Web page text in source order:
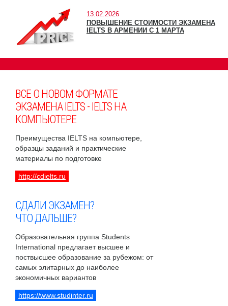
13.02.2026
ПОВЫШЕНИЕ СТОИМОСТИ ЭКЗАМЕНА
IELTS В АРМЕНИИ С 1 МАРТА
ВСЕ О НОВОМ ФОРМАТЕ
ЭКЗАМЕНА IELTS - IELTS НА
КОМПЬЮТЕРЕ
Преимущества IELTS на компьютере,
образцы заданий и практические
материалы по подготовке
http://cdielts.ru
СДАЛИ ЭКЗАМЕН?
ЧТО ДАЛЬШЕ?
Образовательная группа Students
International предлагает высшее и
поствысшее образование за рубежом: от
самых элитарных до наиболее
экономичных вариантов
https://www.studinter.ru